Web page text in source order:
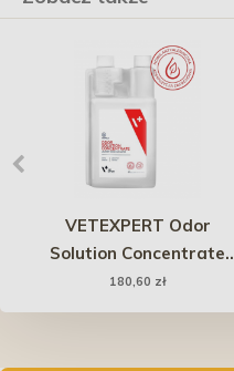
VETEXPERT Odor
Solution Concentrate
Laundry Odor Eliminator
950ml
180,60 zł